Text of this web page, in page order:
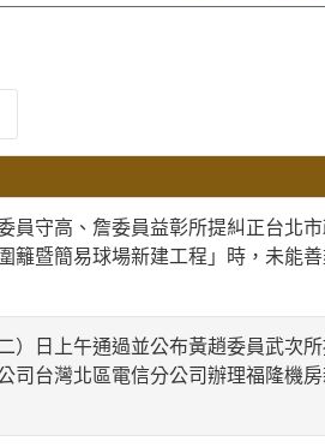
守高、詹委員益彰所提糾正台北市
暨簡易球場新建工程」時，未能善
日上午通過並公布黃趙委員武次所
司台灣北區電信分公司辦理福隆機